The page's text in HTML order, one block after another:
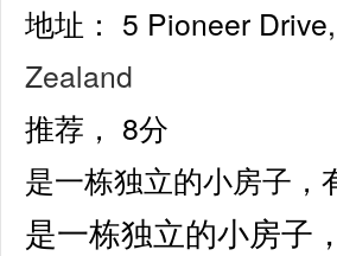
地址： 5 Pioneer
Zealand
推荐， 8分
是一栋独立的小房子，
是一栋独立的小房子